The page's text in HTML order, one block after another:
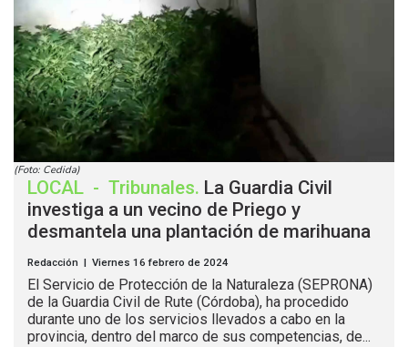
(Foto: Cedida)
LOCAL - Tribunales. La Guardia Civil
investiga a un vecino de Priego y
desmantela una plantación de marihuana
Redacción | Viernes 16 febrero de 2024
El Servicio de Protección de la Naturaleza (SEPRONA)
de la Guardia Civil de Rute (Córdoba), ha procedido
durante uno de los servicios llevados a cabo en la
provincia, dentro del marco de sus competencias, de...